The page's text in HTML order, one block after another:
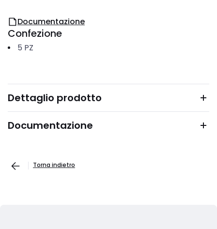
Documentazione
Confezione
5 PZ
Dettaglio prodotto
Documentazione
Torna indietro